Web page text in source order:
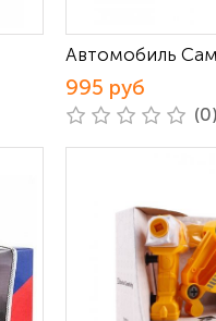
Автомобиль
995 руб